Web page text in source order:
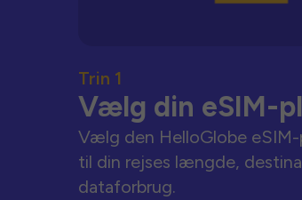
Trin 1
Vælg din eSIM-
Vælg den HelloGlobe eSIM-
til din rejses længde,
dataforbrug.